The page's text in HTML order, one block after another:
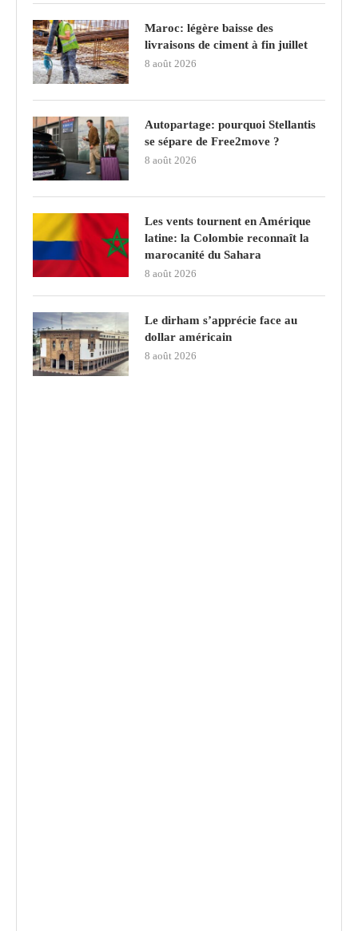
Maroc: légère baisse des
livraisons de ciment à fin juillet
8 août 2026
Autopartage: pourquoi Stellantis
se sépare de Free2move ?
8 août 2026
Les vents tournent en Amérique
latine: la Colombie reconnaît la
marocanité du Sahara
8 août 2026
Le dirham s’apprécie face au
dollar américain
8 août 2026